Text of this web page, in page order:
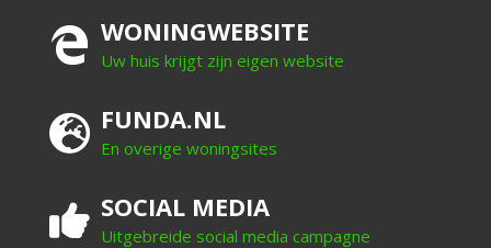
WONINGWEBSITE
Uw huis krijgt zijn eigen website
FUNDA.NL
En overige woningsites
SOCIAL MEDIA
Uitgebreide social media campagne